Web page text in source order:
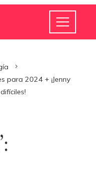
para 2024 + ¡Jenny